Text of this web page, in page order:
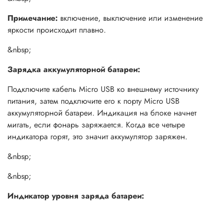
Примечание: включение, выключение или изменение
яркости происходит плавно.
&nbsp;
Зарядка аккумуляторной батареи:
Подключите кабель Micro USB ко внешнему источнику
питания, затем подключите его к порту Micro USB
аккумуляторной батареи. Индикация на блоке начнет
мигать, если фонарь заряжается. Когда все четыре
индикатора горят, это значит аккумулятор заряжен.
&nbsp;
&nbsp;
Индикатор уровня заряда батареи: